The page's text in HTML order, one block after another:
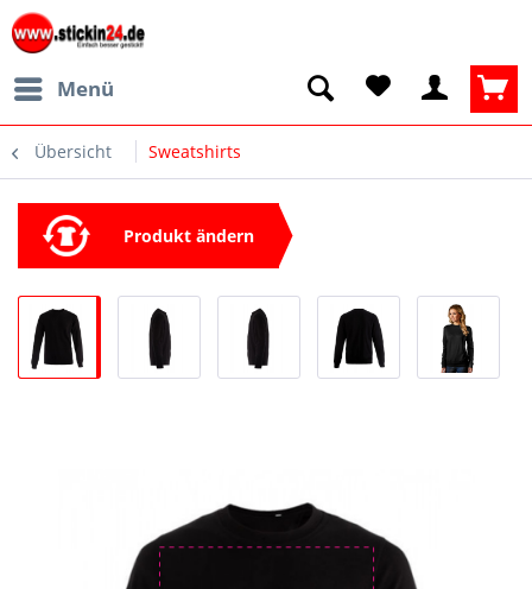
Menü
Übersicht Sweatshirts
Produkt ändern